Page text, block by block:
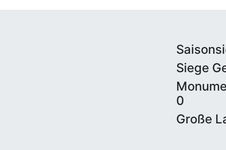
Siege
0
Große